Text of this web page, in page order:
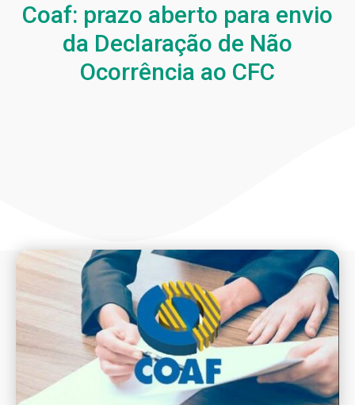
Coaf: prazo aberto para envio
da Declaração de Não
Ocorrência ao CFC